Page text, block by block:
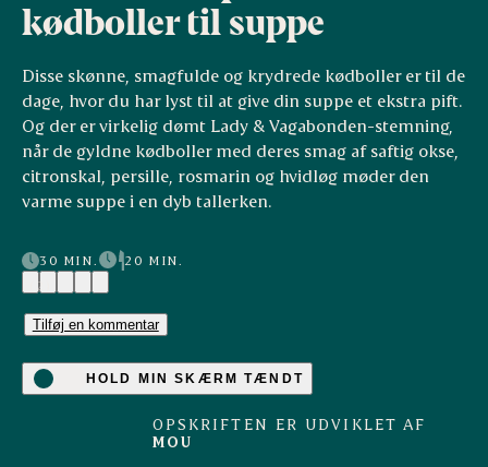
kødboller til suppe
Disse skønne, smagfulde og krydrede kødboller er til de
dage, hvor du har lyst til at give din suppe et ekstra pift.
Og der er virkelig dømt Lady & Vagabonden-stemning,
når de gyldne kødboller med deres smag af saftig okse,
citronskal, persille, rosmarin og hvidløg møder den
varme suppe i en dyb tallerken.
30 MIN.
20 MIN.
(2)
Tilføj en kommentar
HOLD MIN SKÆRM TÆNDT
OPSKRIFTEN ER UDVIKLET AF
MOU